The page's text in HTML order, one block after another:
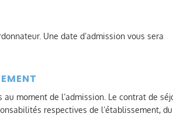
Une date d’admission vous sera
moment de l’admission. Le contrat de
respectives de l’établissement, du